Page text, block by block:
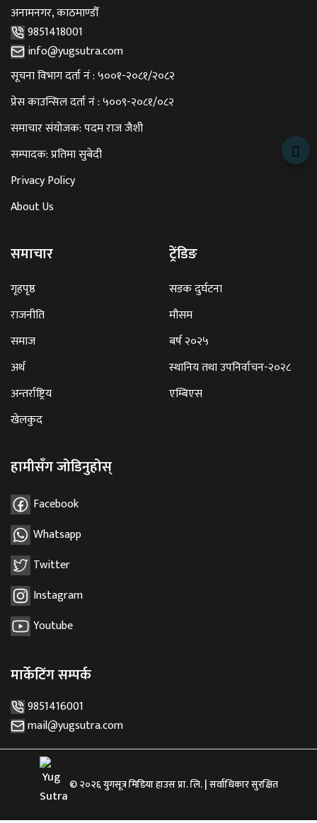
अनामनगर, काठमाण्डौँ
9851418001
info@yugsutra.com
सूचना विभाग दर्ता नं : ५००१-२०८१/२०८२
प्रेस काउन्सिल दर्ता नं : ५००९-२०८१/०८२
समाचार संयोजक: पदम राज जैशी
सम्पादक: प्रतिमा सुबेदी
Privacy Policy
About Us
समाचार
गृहपृष्ठ
राजनीति
समाज
अर्थ
अन्तर्राष्ट्रिय
खेलकुद
ट्रेंडिङ
सडक दुर्घटना
मौसम
बर्ष २०२५
स्थानिय तथा उपनिर्वाचन-२०२८
एम्बिएस
हामीसँग जोडिनुहोस्
Facebook
Whatsapp
Twitter
Instagram
Youtube
मार्केटिंग सम्पर्क
9851416001
mail@yugsutra.com
© २०२६ युगसूत्र मिडिया हाउस प्रा. लि. | सर्वाधिकार सुरक्षित